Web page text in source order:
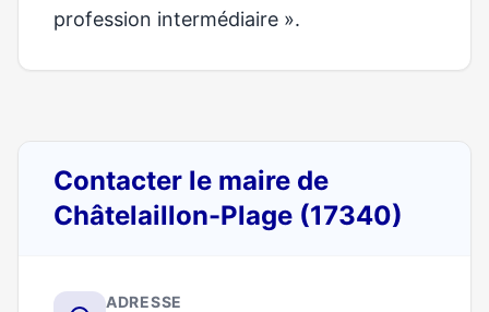
profession intermédiaire ».
Contacter le maire de
Châtelaillon-Plage (17340)
ADRESSE